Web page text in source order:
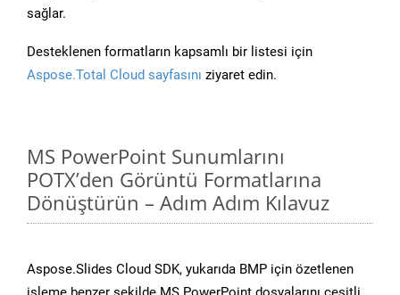
sağlar.
Desteklenen formatların kapsamlı bir listesi için
Aspose.Total Cloud sayfasını ziyaret edin.
MS PowerPoint Sunumlarını
POTX’den Görüntü Formatlarına
Dönüştürün – Adım Adım Kılavuz
Aspose.Slides Cloud SDK, yukarıda BMP için özetlenen